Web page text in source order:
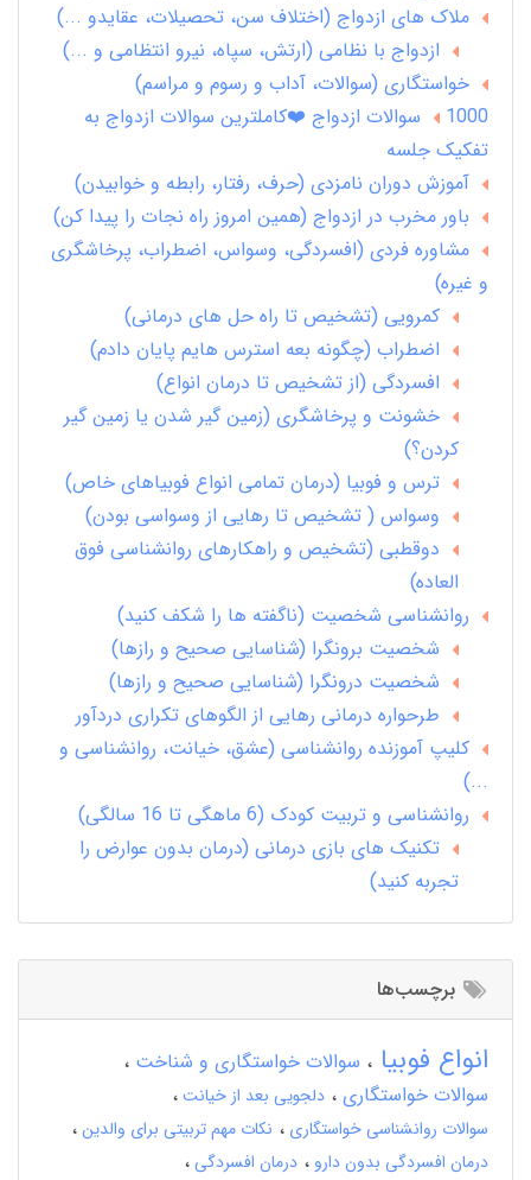
ملاک های ازدواج (اختلاف سن، تحصیلات، عقایدو ...)
ازدواج با نظامی (ارتش، سپاه، نیرو انتظامی و ...)
خواستگاری (سوالات، آداب و رسوم و مراسم)
1000 سوالات ازدواج ❤️کاملترین سوالات ازدواج به
تفکیک جلسه
آموزش دوران نامزدی (حرف، رفتار، رابطه و خوابیدن)
باور مخرب در ازدواج (همین امروز راه نجات را پیدا کن)
مشاوره فردی (افسردگی، وسواس، اضطراب، پرخاشگری
و غیره)
کمرویی (تشخیص تا راه حل های درمانی)
اضطراب (چگونه بعه استرس هایم پایان دادم)
افسردگی (از تشخیص تا درمان انواع)
خشونت و پرخاشگری (زمین گیر شدن یا زمین گیر
کردن؟)
ترس و فوبیا (درمان تمامی انواع فوبیاهای خاص)
وسواس ( تشخیص تا رهایی از وسواسی بودن)
دوقطبی (تشخیص و راهکارهای روانشناسی فوق
العاده)
روانشناسی شخصیت (ناگفته ها را شکف کنید)
شخصیت برونگرا (شناسایی صحیح و رازها)
شخصیت درونگرا (شناسایی صحیح و رازها)
طرحواره درمانی رهایی از الگوهای تکراری دردآور
کلیپ آموزنده روانشناسی (عشق، خیانت، روانشناسی و
...)
روانشناسی و تربیت کودک (6 ماهگی تا 16 سالگی)
تکنیک های بازی درمانی (درمان بدون عوارض را
تجربه کنید)
برچسب‌ها
انواع فوبیا
سوالات خواستگاری و شناخت
سوالات خواستگاری
دلجویی بعد از خیانت
سوالات روانشناسی خواستگاری
نکات مهم تربیتی برای والدین
درمان افسردگی بدون دارو
درمان افسردگی